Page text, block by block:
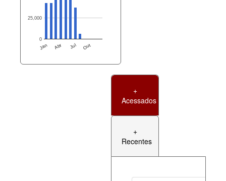
Jan Abr Jul Out
0
25,000
+
Acessados
+
Recentes